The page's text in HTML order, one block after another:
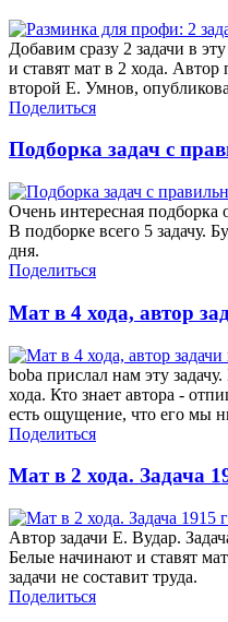
Добавим сразу 2 задачи в
и ставят мат в 2 хода. Автор
второй Е. Умнов,
Поделиться
Подборка задач с
Очень интересная подборка
В подборке всего 5 задачу.
дня.
Поделиться
Мат в 4 хода, автор
boba прислал нам эту
хода. Кто знает автора -
есть ощущение, что его мы
Поделиться
Мат в 2 хода. Задача
Автор задачи Е. Вудар.
Белые начинают и ставят
задачи не составит труда.
Поделиться